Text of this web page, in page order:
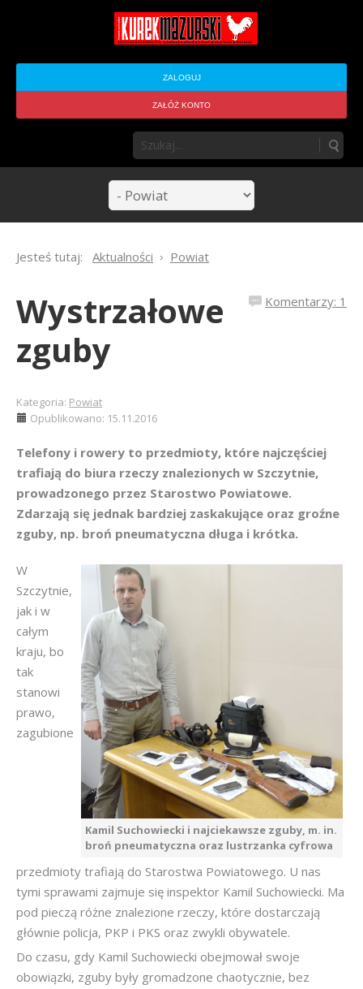
ZALOGUJ
ZAŁÓŻ KONTO
Jesteś tutaj: Aktualności Powiat
Komentarzy: 1
Wystrzałowe
zguby
Kategoria: Powiat
Opublikowano: 15.11.2016
Telefony i rowery to przedmioty, które najczęściej
trafiają do biura rzeczy znalezionych w Szczytnie,
prowadzonego przez Starostwo Powiatowe.
Zdarzają się jednak bardziej zaskakujące oraz groźne
zguby, np. broń pneumatyczna długa i krótka.
Kamil Suchowiecki i najciekawsze zguby, m. in.
broń pneumatyczna oraz lustrzanka cyfrowa
W
Szczytnie,
jak i w
całym
kraju, bo
tak
stanowi
prawo,
zagubione
przedmioty trafiają do Starostwa Powiatowego. U nas
tymi sprawami zajmuje się inspektor Kamil Suchowiecki. Ma
pod pieczą różne znalezione rzeczy, które dostarczają
głównie policja, PKP i PKS oraz zwykli obywatele.
Do czasu, gdy Kamil Suchowiecki obejmował swoje
obowiązki, zguby były gromadzone chaotycznie, bez